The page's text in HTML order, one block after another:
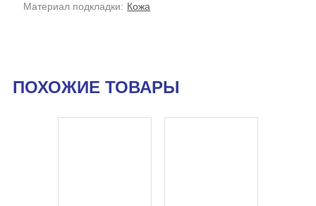
Материал подкладки: Кожа
ПОХОЖИЕ ТОВАРЫ